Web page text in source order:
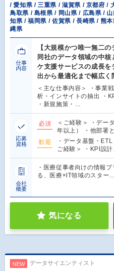
/ 愛知県 / 三重県 / 滋賀県 / 京都府 /
鳥取県 / 島根県 / 岡山県 / 広島県 /
知県 / 福岡県 / 佐賀県 / 長崎県 / 熊
縄県
仕事
内容
【大規模かつ唯一無二
同社のデータ領域の中
ケ支援サービスの成長を
出から最適化まで幅広く
＜主な仕事内容＞ ・事業
析・インサイトの抽出 ・
・新規施策・…
応募
資格
必須
＜ご経験＞ ・デー
年以上） ・他部署
歓迎
・データ基盤・
ご経験＞ ・KPI設
会社
概要
・医療従事者向けの情報
る、医療×IT領域のスター…
気になる
NEW データサイエンティスト